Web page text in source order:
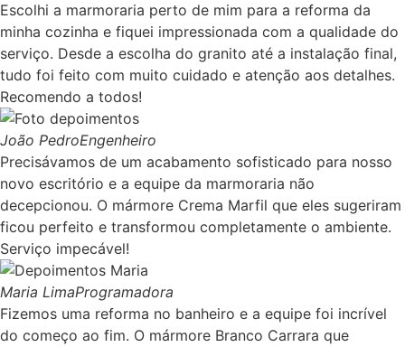
Escolhi a marmoraria perto de mim para a reforma da
minha cozinha e fiquei impressionada com a qualidade do
serviço. Desde a escolha do granito até a instalação final,
tudo foi feito com muito cuidado e atenção aos detalhes.
Recomendo a todos!
João PedroEngenheiro
Precisávamos de um acabamento sofisticado para nosso
novo escritório e a equipe da marmoraria não
decepcionou. O mármore Crema Marfil que eles sugeriram
ficou perfeito e transformou completamente o ambiente.
Serviço impecável!
Maria LimaProgramadora
Fizemos uma reforma no banheiro e a equipe foi incrível
do começo ao fim. O mármore Branco Carrara que